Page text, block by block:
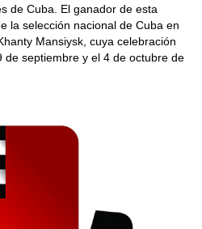
de Cuba. El ganador de esta
la selección nacional de Cuba en
Mansiysk, cuya celebración
septiembre y el 4 de octubre de